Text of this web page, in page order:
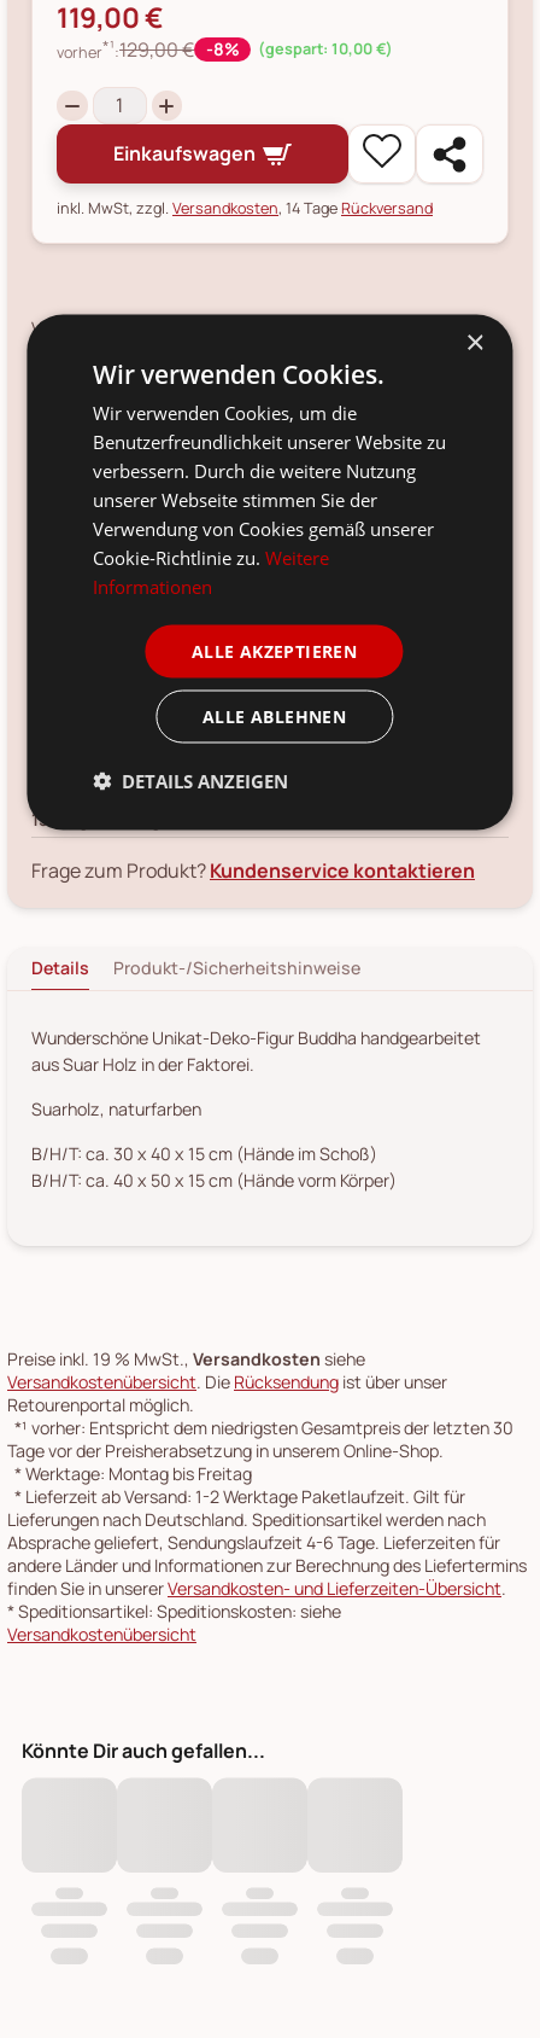
119,00 €
vorher*¹:129,00 € -8% (gespart: 10,00 €)
Einkaufswagen
inkl. MwSt, zzgl.Versandkosten, 14 TageRückversand
Verfügbarkeit:
noch 2 Stück sofort verfügbar. * Mehr ist unterwegs (in 4 -
5 Wochen am Lager). Jetzt schon bestellen und
schnellstmöglich erhalten.
Artikelnr.:
96-177-190315-01
Voraussichtliche Lieferung:
13. Aug
Frage zum Produkt?Kundenservice kontaktieren
Details Produkt-/Sicherheitshinweise
Wunderschöne Unikat-Deko-Figur Buddha handgearbeitet
aus Suar Holz in der Faktorei.
Suarholz, naturfarben
B/H/T: ca. 30 x 40 x 15 cm (Hände im Schoß)
B/H/T: ca. 40 x 50 x 15 cm (Hände vorm Körper)
Preise inkl. 19 % MwSt., Versandkosten siehe
Versandkostenübersicht. Die Rücksendung ist über unser
Retourenportal möglich.
*¹ vorher: Entspricht dem niedrigsten Gesamtpreis der letzten 30
Tage vor der Preisherabsetzung in unserem Online-Shop.
*Werktage: Montag bis Freitag
* Lieferzeit ab Versand: 1-2 Werktage Paketlaufzeit. Gilt für
Lieferungen nach Deutschland. Speditionsartikel werden nach
Absprache geliefert, Sendungslaufzeit 4-6 Tage. Lieferzeiten für
andere Länder und Informationen zur Berechnung des Liefertermins
finden Sie in unsererVersandkosten- und Lieferzeiten-Übersicht.
*Speditionsartikel: Speditionskosten: siehe
Versandkostenübersicht
Könnte Dir auch gefallen...
×
Wir verwenden Cookies.
Wir verwenden Cookies, um die
Benutzerfreundlichkeit unserer Website zu
verbessern. Durch die weitere Nutzung
unserer Webseite stimmen Sie der
Verwendung von Cookies gemäß unserer
Cookie-Richtlinie zu.Weitere
Informationen
ALLE AKZEPTIEREN
ALLE ABLEHNEN
DETAILS ANZEIGEN